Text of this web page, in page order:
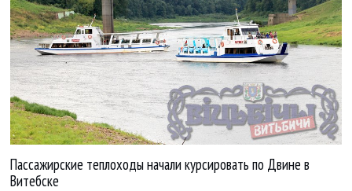
Пассажирские теплоходы начали курсировать по Двине в
Витебске